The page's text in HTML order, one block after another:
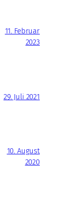
11. Februar
2023
29. Juli 2021
10. August
2020